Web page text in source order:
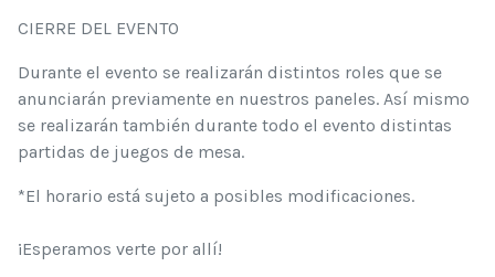
CIERRE DEL EVENTO
Durante el evento se realizarán distintos roles que se
anunciarán previamente en nuestros paneles. Así mismo
se realizarán también durante todo el evento distintas
partidas de juegos de mesa.
*El horario está sujeto a posibles modificaciones.
¡Esperamos verte por allí!